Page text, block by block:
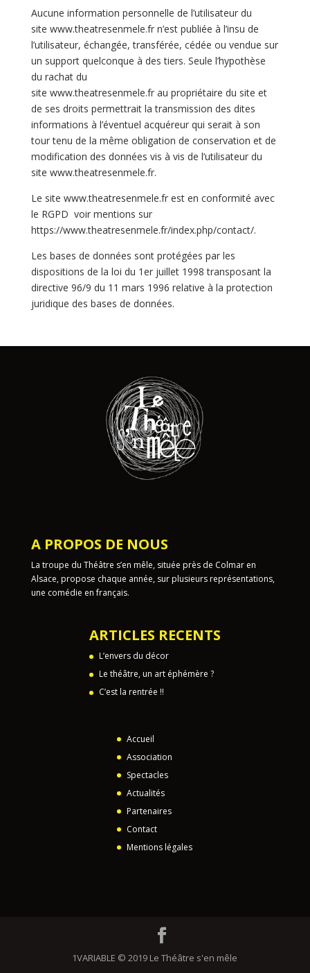
Aucune information personnelle de l’utilisateur du
site www.theatresenmele.fr n’est publiée à l’insu de
l’utilisateur, échangée, transférée, cédée ou vendue sur
un support quelconque à des tiers. Seule l’hypothèse
du rachat du
site www.theatresenmele.frau propriétaire du site et
de ses droits permettrait la transmission des dites
informations à l’éventuel acquéreur qui serait à son
tour tenu de la même obligation de conservation et de
modification des données vis à vis de l’utilisateur du
site www.theatresenmele.fr.
Le site www.theatresenmele.fr est en conformité avec
le RGPD voir mentions sur
https://www.theatresenmele.fr/index.php/contact/.
Les bases de données sont protégées par les
dispositions de la loi du 1er juillet 1998 transposant la
directive 96/9 du 11 mars 1996 relative à la protection
juridique des bases de données.
A PROPOS DE NOUS
La troupe du Théâtre s’en mêle, située près de Colmar en
Alsace, propose chaque année, sur plusieurs représentations,
une comédie en français.
ARTICLES RECENTS
L’envers du décor
Le théâtre, un art éphémère ?
C’est la rentrée !!
Accueil
Association
Spectacles
Actualités
Partenaires
Contact
Mentions légales
1VARIABLE © 2019 Le Théâtre s'en mêle